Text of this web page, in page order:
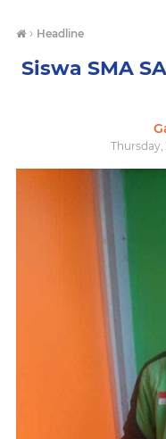
› Headline
Siswa SMA
Thursday,